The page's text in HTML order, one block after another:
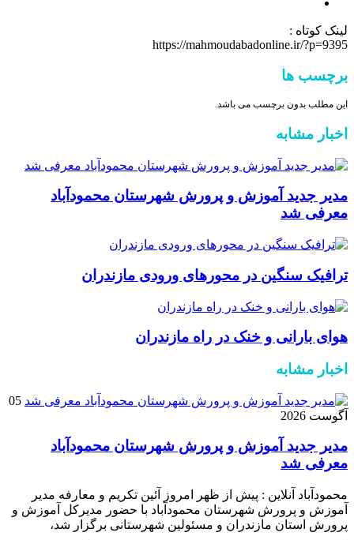
لینک کوتاه :
https://mahmoudabadonline.ir/?p=9395
برچسب ها
این مطلب بدون برچسب می باشد.
اخبار مشابه
مدیر جدید آموزش و پرورش شهرستان محمودآباد
معرفی شد
ترافیک سنگین در محور‌های ورودی مازندران
هوای بارانی و خنک در راه مازندران
اخبار مشابه
05
آگوست 2026
مدیر جدید آموزش و پرورش شهرستان محمودآباد
معرفی شد
محمودآباد آنلاین : پیش از ظهر امروز آئین تکریم و معارفه مدیر
آموزش و پرورش شهرستان محمودآباد با حضور مدیرکل آموزش و
پرورش استان مازندران و مسئولین شهرستانی برگزار شد،